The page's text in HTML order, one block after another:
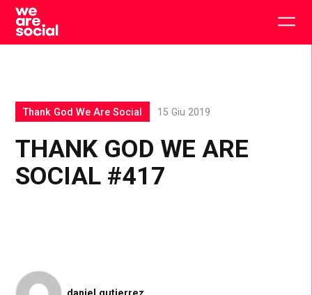
Skip
content
THANK GOD WE ARE
SOCIAL #417
Thank God We Are Social 15 Giu 2019